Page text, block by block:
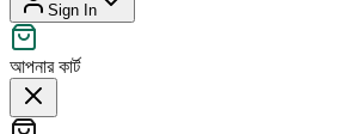
Sign In
আপনার কার্ট